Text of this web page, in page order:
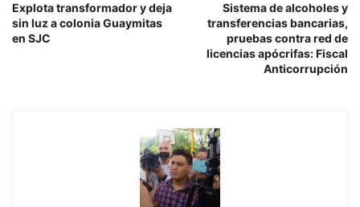
Explota transformador y deja
sin luz a colonia Guaymitas
en SJC
Sistema de alcoholes y
transferencias bancarias,
pruebas contra red de
licencias apócrifas: Fiscal
Anticorrupción